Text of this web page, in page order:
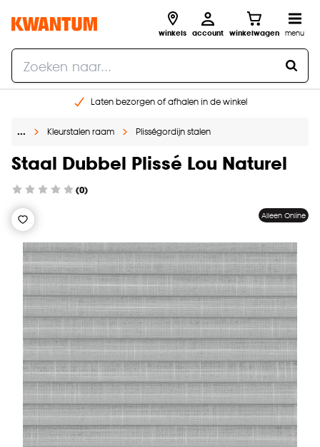
winkels account winkelwagen menu
Laten bezorgen of afhalen in de winkel
Gratis raam advies en inmeten aan huis
€ 5,- korting op je volgende bestelling
… Kleurstalen raam Plisségordijn stalen
Staal Dubbel Plissé Lou Naturel
(0)
Alleen Online